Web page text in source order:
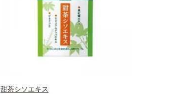
甜茶シソエキス